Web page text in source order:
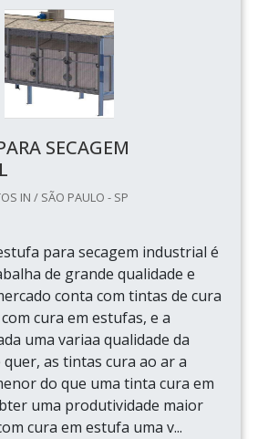
SECAGEM
IN / SÃO PAULO - SP
para secagem industrial é
de grande qualidade e
conta com tintas de cura
cura em estufas, e a
uma variaa qualidade da
as tintas cura ao ar a
do que uma tinta cura em
uma produtividade maior
cura em estufa uma v...